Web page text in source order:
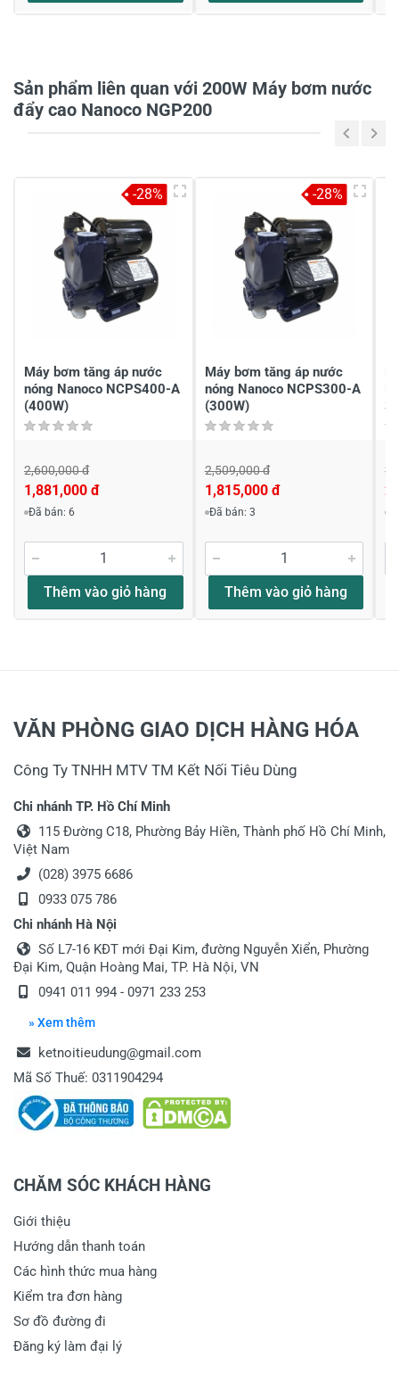
Sản phẩm liên quan với 200W Máy bơm nước
đẩy cao Nanoco NGP200
Máy bơm tăng áp nước
nóng Nanoco NCPS400-A
(400W)
2,600,000 đ
1,881,000 đ
Đã bán: 6
Thêm vào giỏ hàng
-28%
Máy bơm tăng áp nước
nóng Nanoco NCPS300-A
(300W)
2,509,000 đ
1,815,000 đ
Đã bán: 3
Thêm vào giỏ hàng
-28%
VĂN PHÒNG GIAO DỊCH HÀNG HÓA
Công Ty TNHH MTV TM Kết Nối Tiêu Dùng
Chi nhánh TP. Hồ Chí Minh
115 Đường C18, Phường Bảy Hiền, Thành phố Hồ Chí Minh,
Việt Nam
(028) 3975 6686
0933 075 786
Chi nhánh Hà Nội
Số L7-16 KĐT mới Đại Kim, đường Nguyễn Xiển, Phường
Đại Kim, Quận Hoàng Mai, TP. Hà Nội, VN
0941 011 994 - 0971 233 253
» Xem thêm
ketnoitieudung@gmail.com
Mã Số Thuế: 0311904294
CHĂM SÓC KHÁCH HÀNG
Giới thiệu
Hướng dẫn thanh toán
Các hình thức mua hàng
Kiểm tra đơn hàng
Sơ đồ đường đi
Đăng ký làm đại lý